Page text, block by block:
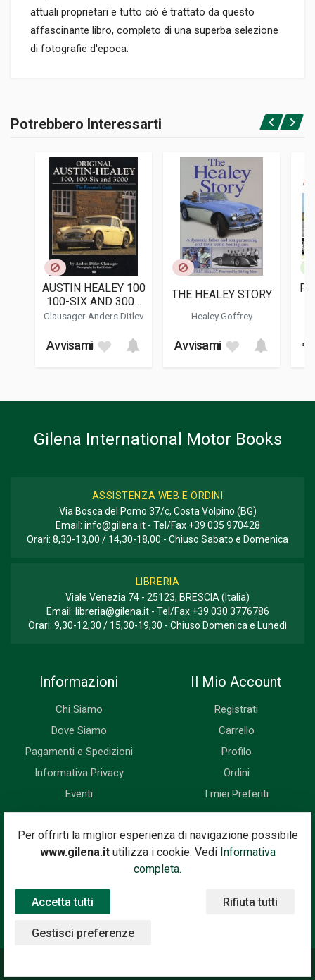
attuali proprietari e tutto ciò è trattato da questo
affascinante libro, completo di una superba selezione
di fotografie d'epoca.
Rilegato
9781907085703
Porter Press
LINGUA DEL TESTO
DATA DI STAMPA
22 x 24,5 x 2 cm
Accedi o registrati
Potrebbero Interessarti
AUSTIN HEALEY 100
100-SIX AND 3000
ORIGINAL
Clausager Anders Ditlev
Avvisami
THE HEALEY STORY
Healey Goffrey
Avvisami €
Per offrirti la miglior esperienza di navigazione possibile
www.gilena.itutilizza i cookie. Vedi Informativa
completa.
Accetta tutti Rifiuta tutti
Gestisci preferenze
Gilena International Motor Books
ASSISTENZA WEB E ORDINI
Via Bosca del Pomo 37/c, Costa Volpino (BG)
Email: info@gilena.it- Tel/Fax +39 035 970428
Orari: 8,30-13,00 / 14,30-18,00 - Chiuso Sabato e Domenica
LIBRERIA
Viale Venezia 74 - 25123, BRESCIA (Italia)
Email: libreria@gilena.it- Tel/Fax +39 030 3776786
Orari: 9,30-12,30 / 15,30-19,30 - Chiuso Domenica e Lunedì
Informazioni
Chi Siamo
Dove Siamo
Pagamenti e Spedizioni
Informativa Privacy
Eventi
Il Mio Account
Registrati
Carrello
Profilo
Ordini
I miei Preferiti
Newsletter
Iscriviti subito alla nostra newsletter. Riceverai prima di tutti le
novità, le offerte, i prossimi eventi...
Indirizzo Email
Iscriviti